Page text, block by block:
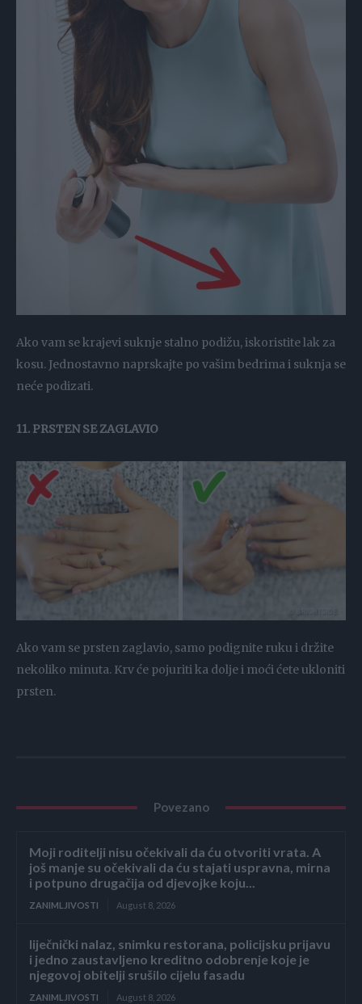
Ako vam se krajevi suknje stalno podižu, iskoristite lak za
kosu. Jednostavno naprskajte po vašim bedrima i suknja se
neće podizati.
11. PRSTEN SE ZAGLAVIO
Ako vam se prsten zaglavio, samo podignite ruku i držite
nekoliko minuta. Krv će pojuriti ka dolje i moći ćete ukloniti
prsten.
Povezano
Moji roditelji nisu očekivali da ću otvoriti vrata. A
još manje su očekivali da ću stajati uspravna, mirna
i potpuno drugačija od djevojke koju...
ZANIMLJIVOSTI August 8, 2026
liječnički nalaz, snimku restorana, policijsku prijavu
i jedno zaustavljeno kreditno odobrenje koje je
njegovoj obitelji srušilo cijelu fasadu
ZANIMLJIVOSTI August 8, 2026